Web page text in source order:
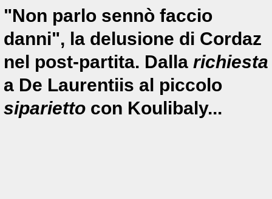
"Non parlo sennò faccio
danni", la delusione di Cordaz
nel post-partita. Dalla richiesta
a De Laurentiis al piccolo
siparietto con Koulibaly...